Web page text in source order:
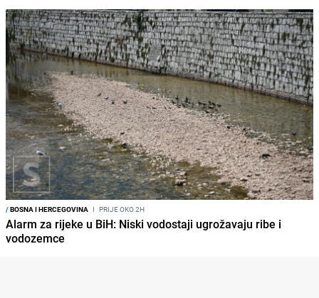
/BOSNA I HERCEGOVINA I PRIJE OKO 2H
Alarm za rijeke u BiH: Niski vodostaji ugrožavaju ribe i
vodozemce